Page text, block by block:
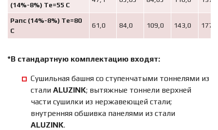
(14%-8%) Те=55 С
Рапс (14%-8%) Те=80
С
61,0 84,0 109,0 143,0 177,0
*В стандартную комплектацию входят:
Сушильная башня со ступенчатыми тоннелями из
стали ALUZINK; вытяжные тоннели верхней
части сушилки из нержавеющей стали;
внутренняя обшивка панелями из стали
ALUZINK.